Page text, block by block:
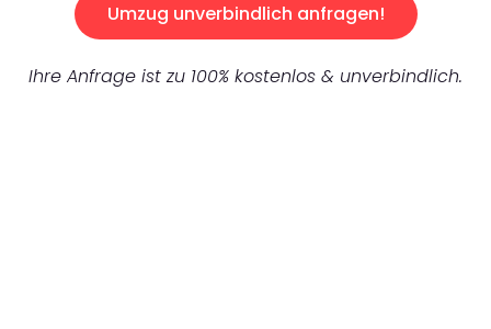
Umzug unverbindlich anfragen!
Ihre Anfrage ist zu 100% kostenlos & unverbindlich.